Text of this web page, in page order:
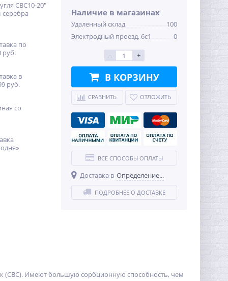
CBC10-20"
серебра
по
руб.
в
руб.
со
Наличие в магазинах
Удаленный склад
100
Электродный проезд, 6с1
0
- +
В КОРЗИНУ
СРАВНИТЬ ОТЛОЖИТЬ
ВСЕ СПОСОБЫ ОПЛАТЫ
Доставка в Определение...
ПОДРОБНЕЕ О ДОСТАВКЕ
(СВС). Имеют большую сорбционную способность, чем